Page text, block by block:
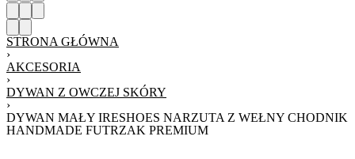
STRONA GŁÓWNA
›
AKCESORIA
›
DYWAN Z OWCZEJ SKÓRY
›
DYWAN MAŁY IRESHOES NARZUTA Z WEŁNY CHODNIK
HANDMADE FUTRZAK PREMIUM